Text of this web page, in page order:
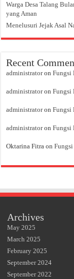
Warga Desa Talang
yang Aman
Menelusuri Jejak Asal
Recent
administratoronFungsi
administratoronFungsi
administratoronFungsi
administratoronFungsi
Oktarina Fitra on
Archives
May 2025
March 2025
February 2025
September 2024
September 2022